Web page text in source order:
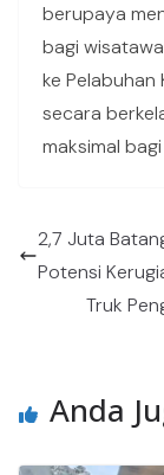
berupaya
bagi
ke
secara
maksimal
2,7 Juta
Potensi
Truk
Anda